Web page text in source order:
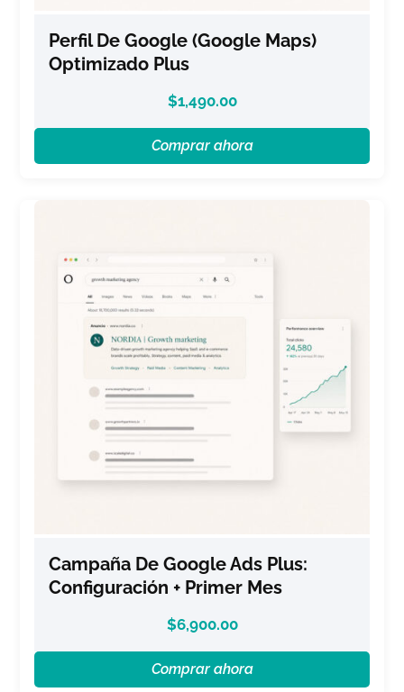
Perfil De Google (Google Maps)
Optimizado Plus
$1,490.00
Comprar ahora
Campaña De Google Ads Plus:
Configuración + Primer Mes
$6,900.00
Comprar ahora